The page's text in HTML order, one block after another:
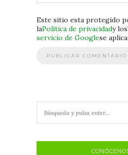
Este sitio esta protegido
laPolítica de privacidady los
servicio de Googlese